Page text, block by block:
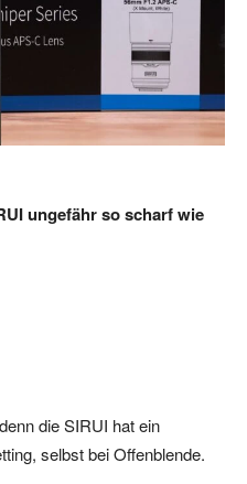
ungefähr so scharf wie
die SIRUI hat ein
selbst bei Offenblende.